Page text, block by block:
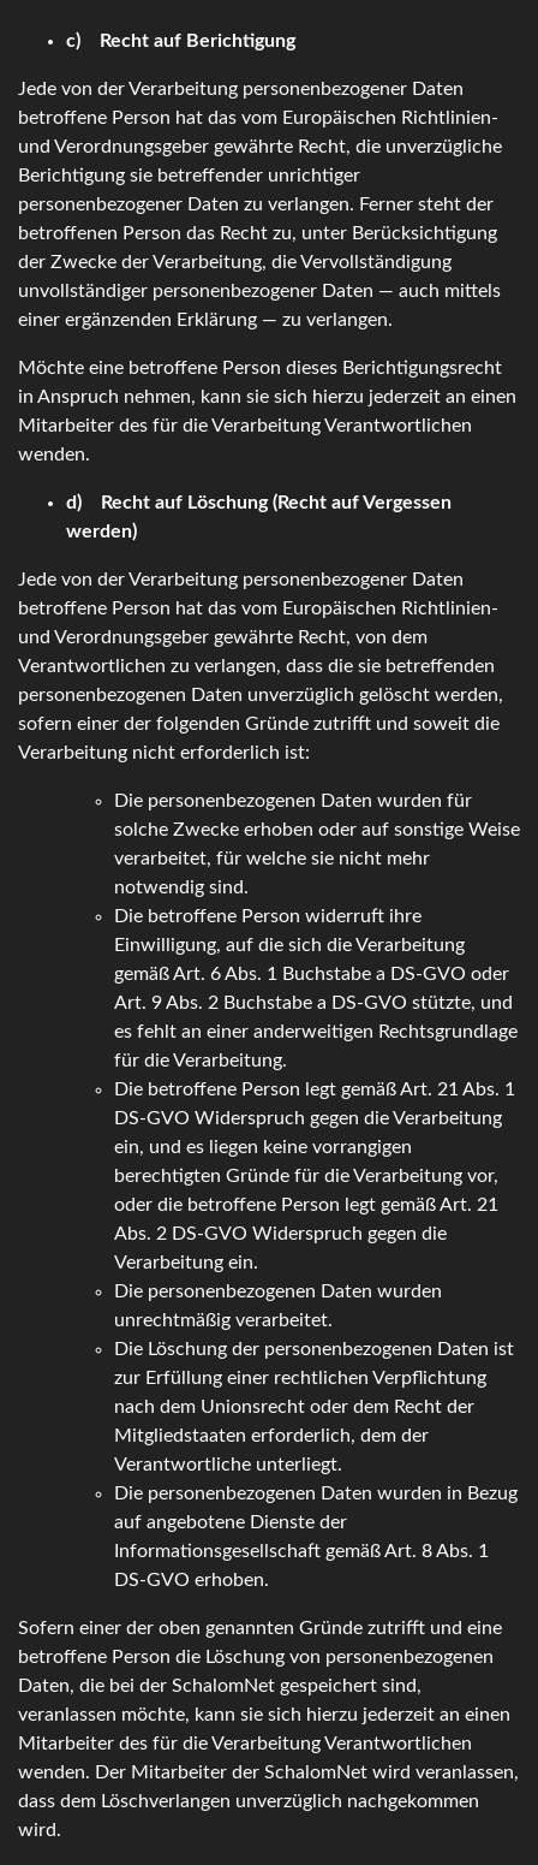
c) Recht auf Berichtigung
Jede von der Verarbeitung personenbezogener Daten
betroffene Person hat das vom Europäischen Richtlinien-
und Verordnungsgeber gewährte Recht, die unverzügliche
Berichtigung sie betreffender unrichtiger
personenbezogener Daten zu verlangen. Ferner steht der
betroffenen Person das Recht zu, unter Berücksichtigung
der Zwecke der Verarbeitung, die Vervollständigung
unvollständiger personenbezogener Daten — auch mittels
einer ergänzenden Erklärung — zu verlangen.
Möchte eine betroffene Person dieses Berichtigungsrecht
in Anspruch nehmen, kann sie sich hierzu jederzeit an einen
Mitarbeiter des für die Verarbeitung Verantwortlichen
wenden.
d) Recht auf Löschung (Recht auf Vergessen
werden)
Jede von der Verarbeitung personenbezogener Daten
betroffene Person hat das vom Europäischen Richtlinien-
und Verordnungsgeber gewährte Recht, von dem
Verantwortlichen zu verlangen, dass die sie betreffenden
personenbezogenen Daten unverzüglich gelöscht werden,
sofern einer der folgenden Gründe zutrifft und soweit die
Verarbeitung nicht erforderlich ist:
Die personenbezogenen Daten wurden für
solche Zwecke erhoben oder auf sonstige Weise
verarbeitet, für welche sie nicht mehr
notwendig sind.
Die betroffene Person widerruft ihre
Einwilligung, auf die sich die Verarbeitung
gemäß Art. 6 Abs. 1 Buchstabe a DS-GVO oder
Art. 9 Abs. 2 Buchstabe a DS-GVO stützte, und
es fehlt an einer anderweitigen Rechtsgrundlage
für die Verarbeitung.
Die betroffene Person legt gemäß Art. 21 Abs. 1
DS-GVO Widerspruch gegen die Verarbeitung
ein, und es liegen keine vorrangigen
berechtigten Gründe für die Verarbeitung vor,
oder die betroffene Person legt gemäß Art. 21
Abs. 2 DS-GVO Widerspruch gegen die
Verarbeitung ein.
Die personenbezogenen Daten wurden
unrechtmäßig verarbeitet.
Die Löschung der personenbezogenen Daten ist
zur Erfüllung einer rechtlichen Verpflichtung
nach dem Unionsrecht oder dem Recht der
Mitgliedstaaten erforderlich, dem der
Verantwortliche unterliegt.
Die personenbezogenen Daten wurden in Bezug
auf angebotene Dienste der
Informationsgesellschaft gemäß Art. 8 Abs. 1
DS-GVO erhoben.
Sofern einer der oben genannten Gründe zutrifft und eine
betroffene Person die Löschung von personenbezogenen
Daten, die bei der SchalomNet gespeichert sind,
veranlassen möchte, kann sie sich hierzu jederzeit an einen
Mitarbeiter des für die Verarbeitung Verantwortlichen
wenden. Der Mitarbeiter der SchalomNet wird veranlassen,
dass dem Löschverlangen unverzüglich nachgekommen
wird.